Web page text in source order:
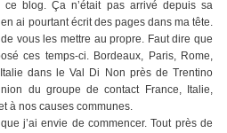
ce blog. Ça n’était pas arrivé depuis sa
ai pourtant écrit des pages dans ma tête.
vous les mettre au propre. Faut dire que
ces temps-ci. Bordeaux, Paris, Rome,
dans le Val Di Non près de Trentino
du groupe de contact France, Italie,
à nos causes communes.
j’ai envie de commencer. Tout près de